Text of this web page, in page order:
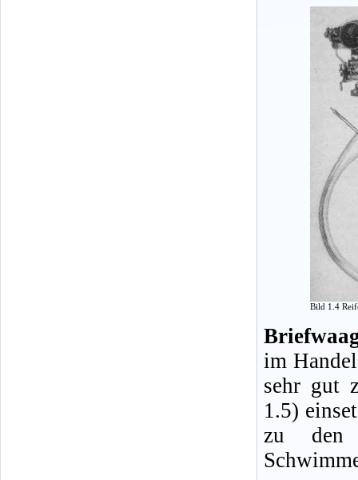
Bild 1.4
im
sehr gut
1.5)
zu den